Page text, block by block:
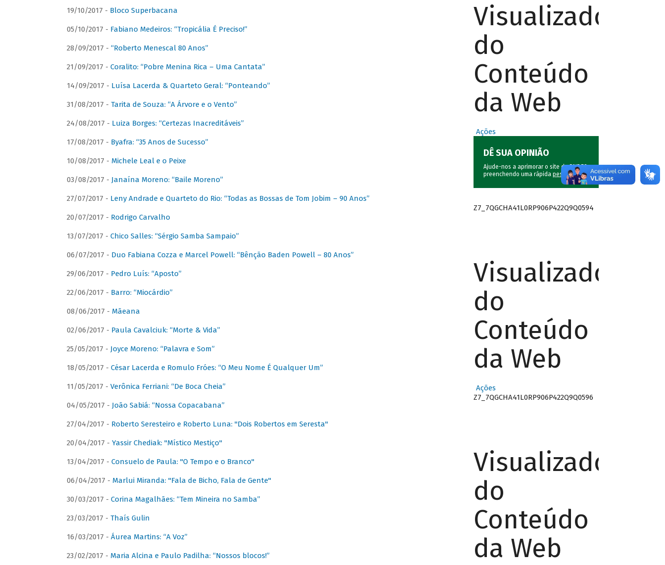
19/10/2017 - Bloco Superbacana
05/10/2017 - Fabiano Medeiros: “Tropicália É Preciso!”
28/09/2017 - “Roberto Menescal 80 Anos”
21/09/2017 - Coralito: “Pobre Menina Rica – Uma Cantata”
14/09/2017 - Luísa Lacerda & Quarteto Geral: “Ponteando”
31/08/2017 - Tarita de Souza: “A Árvore e o Vento”
24/08/2017 - Luiza Borges: “Certezas Inacreditáveis”
17/08/2017 - Byafra: “35 Anos de Sucesso”
10/08/2017 - Michele Leal e o Peixe
03/08/2017 - Janaína Moreno: “Baile Moreno”
27/07/2017 - Leny Andrade e Quarteto do Rio: “Todas as Bossas de Tom Jobim – 90 Anos”
20/07/2017 - Rodrigo Carvalho
13/07/2017 - Chico Salles: “Sérgio Samba Sampaio”
06/07/2017 - Duo Fabiana Cozza e Marcel Powell: “Bênção Baden Powell – 80 Anos”
29/06/2017 - Pedro Luís: “Aposto”
22/06/2017 - Barro: “Miocárdio”
08/06/2017 - Mãeana
02/06/2017 - Paula Cavalciuk: “Morte & Vida”
25/05/2017 - Joyce Moreno: “Palavra e Som”
18/05/2017 - César Lacerda e Romulo Fróes: “O Meu Nome É Qualquer Um”
11/05/2017 - Verônica Ferriani: “De Boca Cheia”
04/05/2017 - João Sabiá: “Nossa Copacabana”
27/04/2017 - Roberto Seresteiro e Roberto Luna: "Dois Robertos em Seresta"
20/04/2017 - Yassir Chediak: "Místico Mestiço"
13/04/2017 - Consuelo de Paula: "O Tempo e o Branco"
06/04/2017 - Marlui Miranda: "Fala de Bicho, Fala de Gente"
30/03/2017 - Corina Magalhães: “Tem Mineira no Samba”
23/03/2017 - Thaís Gulin
16/03/2017 - Áurea Martins: “A Voz”
23/02/2017 - Maria Alcina e Paulo Padilha: “Nossos blocos!”
Visualizador
do
Conteúdo
da Web
Ações
DÊ SUA OPINIÃO
Ajude-nos a aprimorar o site do BNDES
preenchendo uma rápida pesquisa.
Z7_7QGCHA41L0RP906P422Q9Q0594
Visualizador
do
Conteúdo
da Web
Ações
Z7_7QGCHA41L0RP906P422Q9Q0596
Visualizador
do
Conteúdo
da Web